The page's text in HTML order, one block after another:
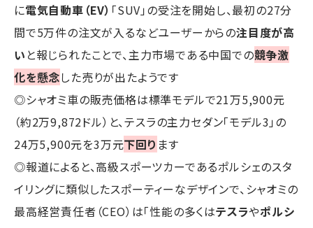
に電気自動車（EV） 「SUV」の受注を開始し、最初の27分
間で5万件の注文が入るなどユーザーからの注目度が高
い と報じられたことで、主力市場である中国での競争激
化を懸念した売りが出たようです
◎シャオミ車の販売価格は標準モデルで21万5,900元
（約2万9,872ドル）と、テスラの主力セダン「モデル3」の
24万5,900元を3万元下回り ます
◎報道によると、高級スポーツカーであるポルシェのスタ
イリングに類似したスポーティーなデザインで、シャオミの
最高経営責任者（CEO）は「性能の多くはテスラやポルシ